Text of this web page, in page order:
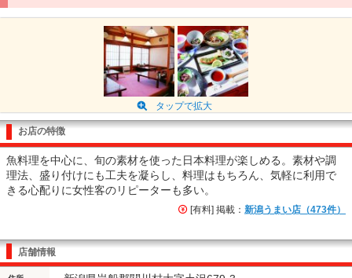
タップで拡大
お店の特徴
魚料理を中心に、旬の素材を使った日本料理が楽しめる。素材や調
理法、盛り付けにも工夫を凝らし、料理はもちろん、気軽に利用で
きる心配りに女性客のリピーターも多い。
[有料] 掲載： 新潟うまい店（473件）
店舗情報